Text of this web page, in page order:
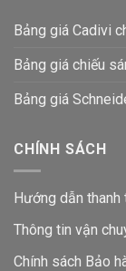
Bảng giá Cadivi
Bảng giá chiếu
Bảng giá
CHÍNH SÁCH
Hướng dẫn thanh
Thông tin vận
Chính sách Bảo